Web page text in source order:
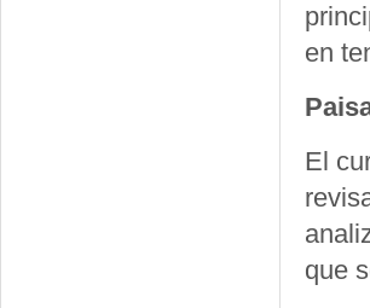
en
El
que